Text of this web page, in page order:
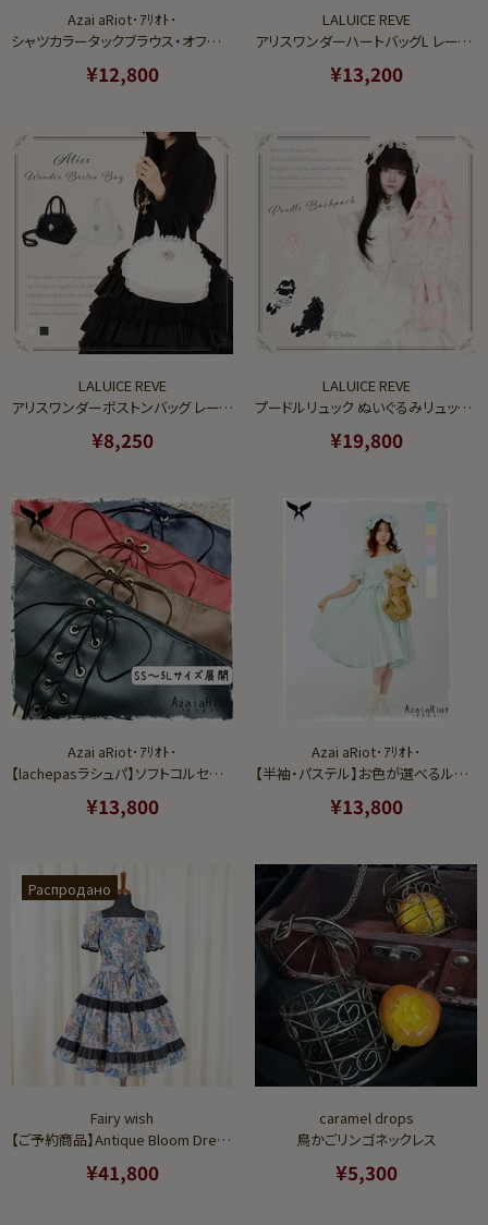
Azai aRiot･ｱﾘｵﾄ･
シャツカラータックブラウス・オフ白（半袖／長袖）S/M/L/LL/3L/5L
¥12,800
LALUICE REVE
アリスワンダーハートバッグL レース フリル ブローチ付き 【LALUICE公式】
¥13,200
LALUICE REVE
アリスワンダーボストンバッグ レース フリル ブローチ付き ショルダーバッグ ブラック ホワイト 【LALUICE公式】
¥8,250
LALUICE REVE
プードルリュック ぬいぐるみリュック レース フリル リボン ブラック ホワイト ピンク 【LALUICE公式】
¥19,800
Azai aRiot･ｱﾘｵﾄ･
【lachepasラシュパ】ソフトコルセット（合皮タイプ）SS/S/M/L/LL/3L/5L≪受注生産≫
¥13,800
Azai aRiot･ｱﾘｵﾄ･
【半袖・パステル】お色が選べるルームウェア（パジャマ）☆ラグランスリーブワンピース(ダブルガーゼ)
¥13,800
Распродано
Fairy wish
【ご予約商品】Antique Bloom Dressワンピース（ブルーローズ）
¥41,800
caramel drops
鳥かごリンゴネックレス
¥5,300